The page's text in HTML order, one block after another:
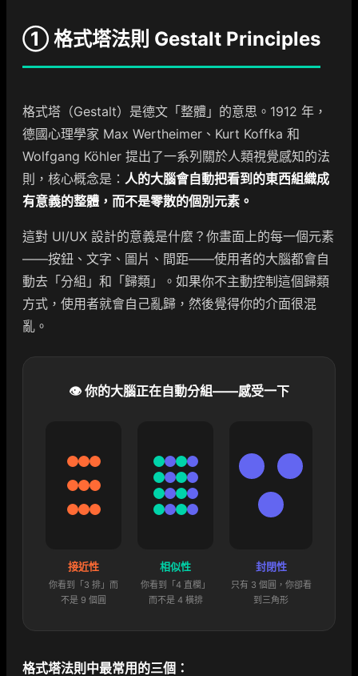
① 格式塔法則 Gestalt Principles
格式塔（Gestalt）是德文「整體」的意思。1912 年，
德國心理學家 Max Wertheimer、Kurt Koffka 和
Wolfgang Köhler 提出了一系列關於人類視覺感知的法
則，核心概念是： 人的大腦會自動把看到的東西組織成
有意義的整體，而不是零散的個別元素。
這對 UI/UX 設計的意義是什麼？你畫面上的每一個元素
——按鈕、文字、圖片、間距——使用者的大腦都會自
動去「分組」和「歸類」。如果你不主動控制這個歸類
方式，使用者就會自己亂歸，然後覺得你的介面很混
亂。
👁️ 你的大腦正在自動分組——感受一下
接近性
你看到「3 排」而
不是 9 個圓
相似性
你看到「4 直欄」
而不是 4 橫排
封閉性
只有 3 個圓，你卻看
到三角形
格式塔法則中最常用的三個：